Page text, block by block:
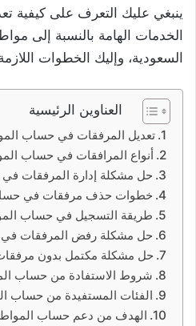
ينبغي عليك التعرف على كيفية
الخدمات الهامة بالنسبة إلى
السعودية، وإليك الخطوات
العناوين الرئيسية
تعديل المرفقات في حساب
أنواع المرافقات في حساب
حل مشكلة إدارة المرفقات
خطوات حذف مرفقات في
طريقة التسجيل في حساب
حل مشكلة رفض المرفقات
حل مشكلة مكتمل بدون
شروط الاستفادة من حساب
الفئات المستفيدة من حساب
الهدف من دعم حساب